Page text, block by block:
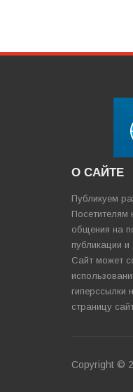
О САЙТЕ
Публикуем
Посетителям
общения на
публикации
Сайт может
гиперссылки
страницу
Copyright ©